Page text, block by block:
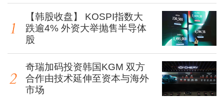
【韩股收盘】 KOSPI指数大
跌逾4% 外资大举抛售半导体
股
奇瑞加码投资韩国KGM 双方
合作由技术延伸至资本与海外
市场